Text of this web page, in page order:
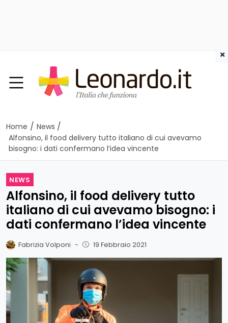
Home / News /
Alfonsino, il food delivery tutto italiano di cui avevamo
bisogno: i dati confermano l’idea vincente
NEWS
Alfonsino, il food delivery tutto
italiano di cui avevamo bisogno: i
dati confermano l’idea vincente
Fabrizia Volponi - 19 Febbraio 2021
×